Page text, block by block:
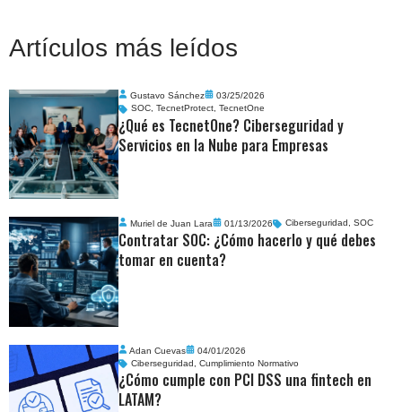
Artículos más leídos
Gustavo Sánchez
03/25/2026
SOC,TecnetProtect,TecnetOne
¿Qué es TecnetOne? Ciberseguridad y
Servicios en la Nube para Empresas
Muriel de Juan Lara 01/13/2026 Ciberseguridad ,SOC
Contratar SOC: ¿Cómo hacerlo y qué debes
tomar en cuenta?
Adan Cuevas
04/01/2026
Ciberseguridad
,Cumplimiento Normativo
¿Cómo cumple con PCI DSS una fintech en
LATAM?